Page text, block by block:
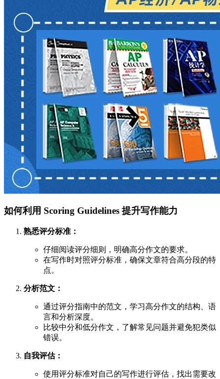
如何利用 Scoring Guidelines 提升写作能力
熟悉评分标准：
仔细阅读评分细则，明确高分作文的要求。
在写作时对照评分标准，确保文章符合高分段的特
点。
分析范文：
通过评分指南中的范文，学习高分作文的结构、语
言和分析深度。
比较中分和低分作文，了解常见问题并避免犯类似
错误。
自我评估：
使用评分标准对自己的写作进行评估，找出需要改